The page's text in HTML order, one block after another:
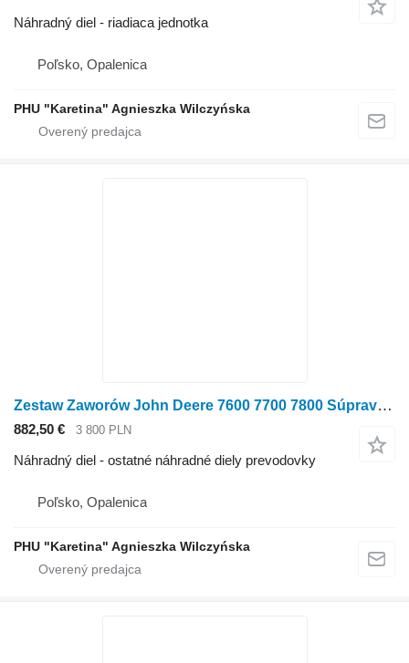
Náhradný diel - riadiaca jednotka
Poľsko, Opalenica
PHU "Karetina" Agnieszka Wilczyńska
Zestaw Zaworów John Deere 7600 7700 7800 Súprava ventilov RE34136 RE186402 na kolesového traktora John Deere 7600 7700 7800
882,50 € 3 800 PLN
Náhradný diel - ostatné náhradné diely prevodovky
Poľsko, Opalenica
PHU "Karetina" Agnieszka Wilczyńska